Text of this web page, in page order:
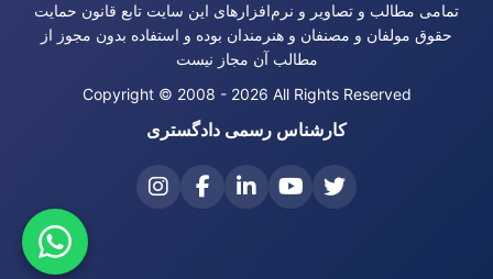
تمامی مطالب و تصاویر و نرم‌افزارهای این سایت تابع قانون حمایت
حقوق مولفان و مصنفان و هنرمندان بوده و استفاده بدون مجوز از
مطالب آن مجاز نیست
Copyright © 2008 - 2026 All Rights Reserved
کارشناس رسمی دادگستری